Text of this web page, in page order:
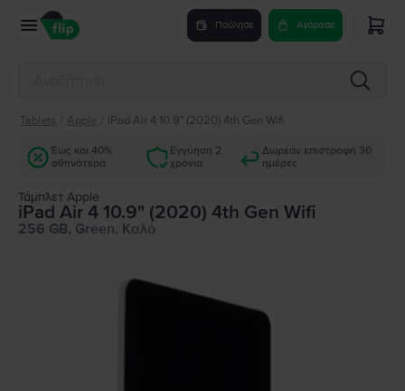
Πούλησε Αγόρασε
Tablets Apple iPad Air 4 10.9" (2020) 4th Gen Wifi
Έως και 40%
φθηνότερα
Εγγύηση 2
χρόνια
Δωρεάν επιστροφή 30
ημέρες
Τάμπλετ Apple
iPad Air 4 10.9" (2020) 4th Gen Wifi
256 GB, Green, Καλό